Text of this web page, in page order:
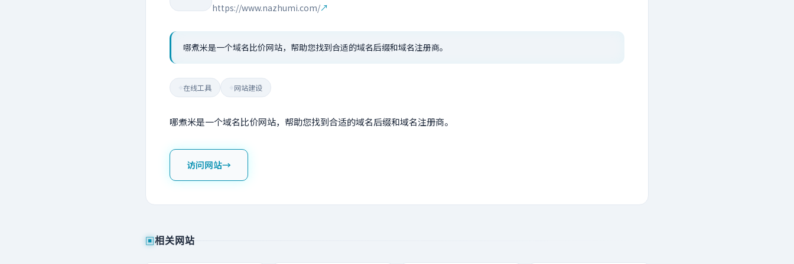
https://www.nazhumi.com/↗
哪煮米是一个域名比价网站，帮助您找到合适的域名后缀和域名注册商。
在线工具 网站建设
哪煮米是一个域名比价网站，帮助您找到合适的域名后缀和域名注册商。
访问网站→
▣相关网站